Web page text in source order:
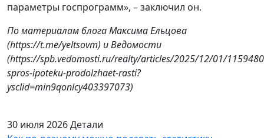
параметры госпрограмм», – заключил он.
По материалам блога Максима Ельцова
(https://t.me/yeltsovm) иВедомости
(https://spb.vedomosti.ru/realty/articles/2025/12/01/
spros-ipoteku-prodolzhaet-rasti?
ysclid=min9qonlcy403397073)
30 июля 2026Детали